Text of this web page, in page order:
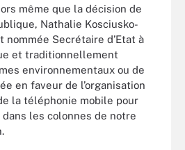
même que la décision de
Nathalie Kosciusko-
nommée Secrétaire d’Etat à
et traditionnellement
environnementaux ou de
en faveur de l’organisation
la téléphonie mobile pour
les colonnes de notre